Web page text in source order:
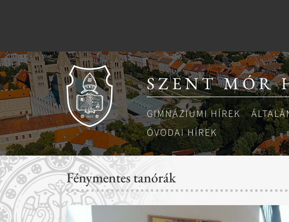
SZENT MÓR
GIMNÁZIUMI HÍREK
ÓVODAI HÍREK
Fénymentes tanórák